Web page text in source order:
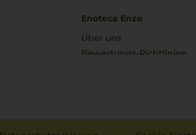
Enoteca Enzo
Über uns
Bewertungs-Richtlinien